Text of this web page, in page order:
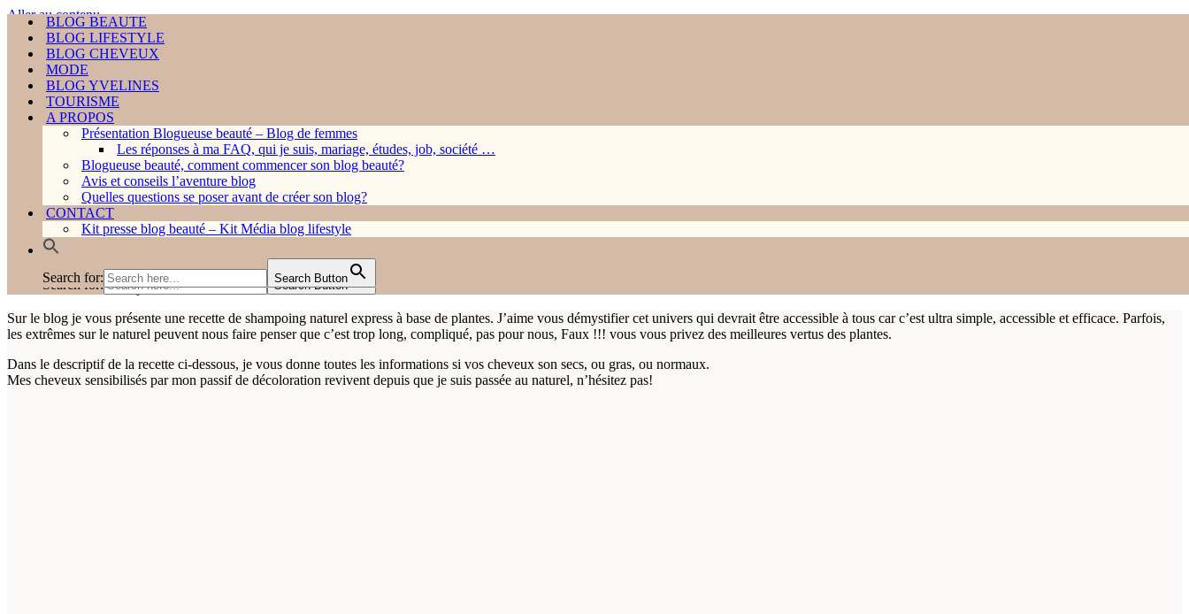
Aller au contenu
BLOG BEAUTE
BLOG LIFESTYLE
BLOG CHEVEUX
MODE
BLOG YVELINES
TOURISME
A PROPOS
Présentation Blogueuse beauté – Blog de femmes
Les réponses à ma FAQ, qui je suis, mariage, études, job, société …
Blogueuse beauté, comment commencer son blog beauté?
Avis et conseils l’aventure blog
Quelles questions se poser avant de créer son blog?
CONTACT
Kit presse blog beauté – Kit Média blog lifestyle
Search for: Search Button
Rechercher...
HOME ❤︎
navigation
navigation
BLOG BEAUTE
BLOG LIFESTYLE
BLOG CHEVEUX
MODE
BLOG YVELINES
TOURISME
A PROPOS
Présentation Blogueuse beauté – Blog de femmes
Les réponses à ma FAQ, qui je suis, mariage, études, job, société …
Blogueuse beauté, comment commencer son blog beauté?
Avis et conseils l’aventure blog
Quelles questions se poser avant de créer son blog?
CONTACT
Kit presse blog beauté – Kit Média blog lifestyle
Search for: Search Button
»BLOG CHEVEUX»Recette du shampoing naturel express à base de poudre de plantes
Recette du shampoing naturel express à base de poudre de plantes
3 octobre 20229 janvier 2026
Sur le blog je vous présente une recette de shampoing naturel express à base de plantes. J’aime vous démystifier cet univers qui devrait être accessible à tous car c’est ultra simple, accessible et efficace. Parfois,
les extrêmes sur le naturel peuvent nous faire penser que c’est trop long, compliqué, pas pour nous, Faux !!! vous vous privez des meilleures vertus des plantes.
Dans le descriptif de la recette ci-dessous, je vous donne toutes les informations si vos cheveux son secs, ou gras, ou normaux.
Mes cheveux sensibilisés par mon passif de décoloration revivent depuis que je suis passée au naturel, n’hésitez pas!